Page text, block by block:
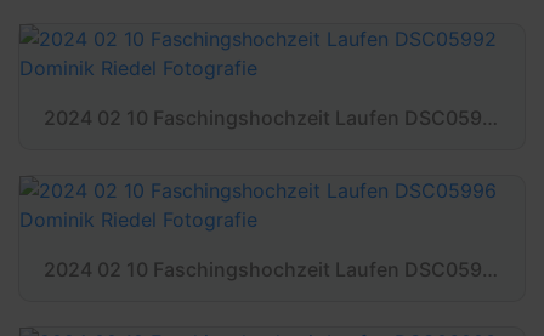
2024 02 10 Faschingshochzeit Laufen DSC05992 Dominik Riedel Fotografie
2024 02 10 Faschingshochzeit Laufen DSC05996 Dominik Riedel Fotografie